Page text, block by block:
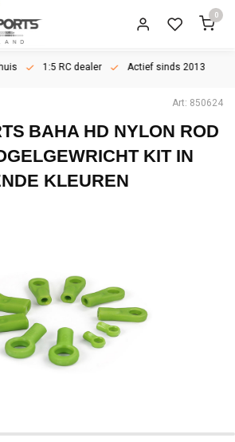
0
1:5 RC dealer Actief sinds 2013
Art: 850624
BAHA HD NYLON ROD
KIT IN
KLEUREN